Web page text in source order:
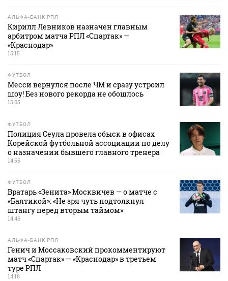
АЛЬФА-БАНК РПЛ
Кирилл Левников назначен главным
арбитром матча РПЛ «Спартак» —
«Краснодар»
15:15
ФУТБОЛ
Месси вернулся после ЧМ и сразу устроил
шоу! Без нового рекорда не обошлось
15:05
ФУТБОЛ
Полиция Сеула провела обыск в офисах
Корейской футбольной ассоциации по делу
о назначении бывшего главного тренера
14:55
ФУТБОЛ
Вратарь «Зенита» Москвичев — о матче с
«Балтикой»: «Не зря чуть подтолкнул
штангу перед вторым таймом»
14:46
АЛЬФА-БАНК РПЛ
Генич и Моссаковский прокомментируют
матч «Спартак» — «Краснодар» в третьем
туре РПЛ
14:18